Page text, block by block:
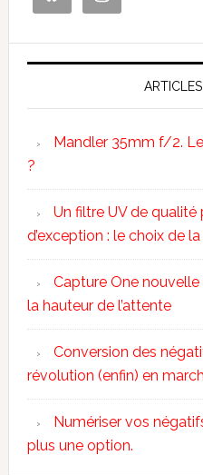
Mandler 35mm f/2.
?
Un filtre UV de
d’exception : le choix de
Capture One
la hauteur de l’attente
Conversion des
révolution (enfin) en
Numériser vos
plus une option.